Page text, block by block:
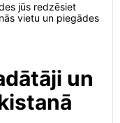
jūs redzēsiet
vietu un piegādes
un